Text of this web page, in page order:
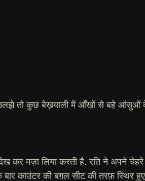
तो कुछ बेख़याली में आँखों से बहे आंसुओं
कर मज़ा लिया करती है. रति ने अपने
काउंटर की बग़ल सीट की तरफ़ स्थिर